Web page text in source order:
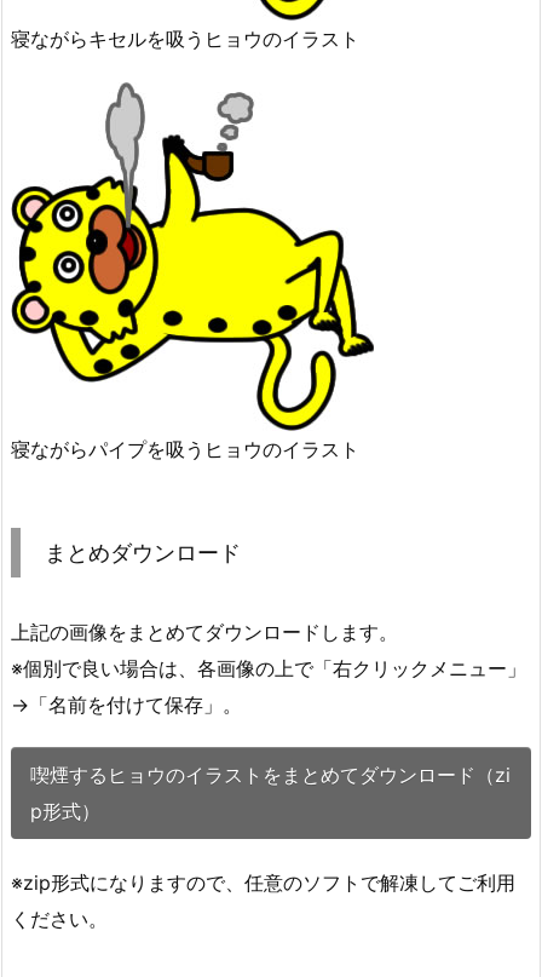
寝ながらキセルを吸うヒョウのイラスト
寝ながらパイプを吸うヒョウのイラスト
まとめダウンロード
上記の画像をまとめてダウンロードします。
※個別で良い場合は、各画像の上で「右クリックメニュー」
→「名前を付けて保存」。
喫煙するヒョウのイラストをまとめてダウンロード（zi
p形式）
※zip形式になりますので、任意のソフトで解凍してご利用
ください。